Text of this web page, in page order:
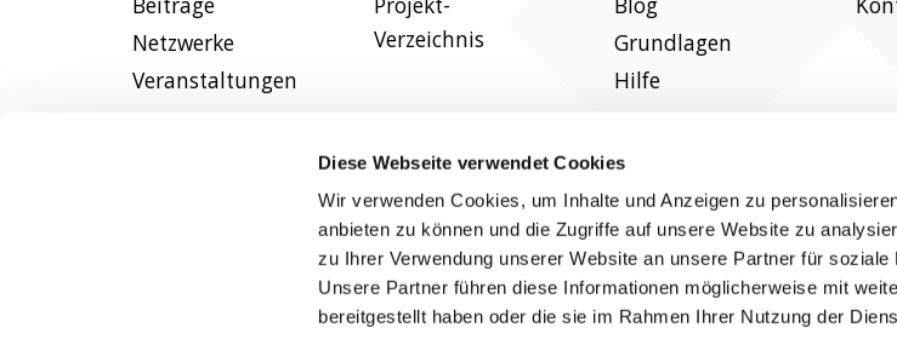
Diese Webseite verwendet Cookies
Wir verwenden Cookies, um Inhalte und Anzeigen zu
anbieten zu können und die Zugriffe auf unsere Website zu
zu Ihrer Verwendung unserer Website an unsere Partner für
Unsere Partner führen diese Informationen möglicherweise mit
bereitgestellt haben oder die sie im Rahmen Ihrer Nutzung der
Beiträge
Netzwerke
Veranstaltungen
Projekt-
Verzeichnis
Blog
Grundlagen
Hilfe
Folgen Sie uns auf Social